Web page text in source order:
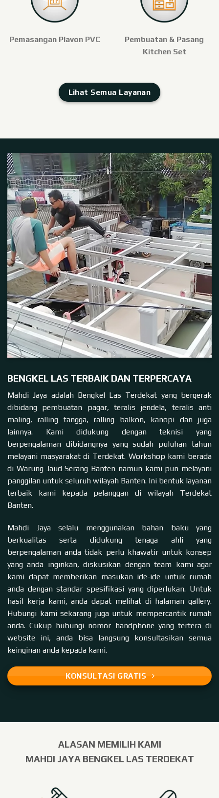
Pemasangan Plavon PVC
Pembuatan & Pasang
Kitchen Set
Lihat Semua Layanan
BENGKEL LAS TERBAIK DAN TERPERCAYA
Mahdi Jaya adalah Bengkel Las Terdekat yang bergerak
dibidang pembuatan pagar, teralis jendela, teralis anti
maling, ralling tangga, ralling balkon, kanopi dan juga
lainnya. Kami didukung dengan teknisi yang
berpengalaman dibidangnya yang sudah puluhan tahun
melayani masyarakat di Terdekat. Workshop kami berada
di Warung Jaud Serang Banten namun kami pun melayani
panggilan untuk seluruh wilayah Banten. Ini bentuk layanan
terbaik kami kepada pelanggan di wilayah Terdekat
Banten.
Mahdi Jaya selalu menggunakan bahan baku yang
berkualitas serta didukung tenaga ahli yang
berpengalaman anda tidak perlu khawatir untuk konsep
yang anda inginkan, diskusikan dengan team kami agar
kami dapat memberikan masukan ide-ide untuk rumah
anda dengan standar spesifikasi yang diperlukan. Untuk
hasil kerja kami, anda dapat melihat di halaman gallery.
Hubungi kami sekarang juga untuk mempercantik rumah
anda. Cukup hubungi nomor handphone yang tertera di
website ini, anda bisa langsung konsultasikan semua
keinginan anda kepada kami.
KONSULTASI GRATIS
ALASAN MEMILIH KAMI
MAHDI JAYA BENGKEL LAS TERDEKAT